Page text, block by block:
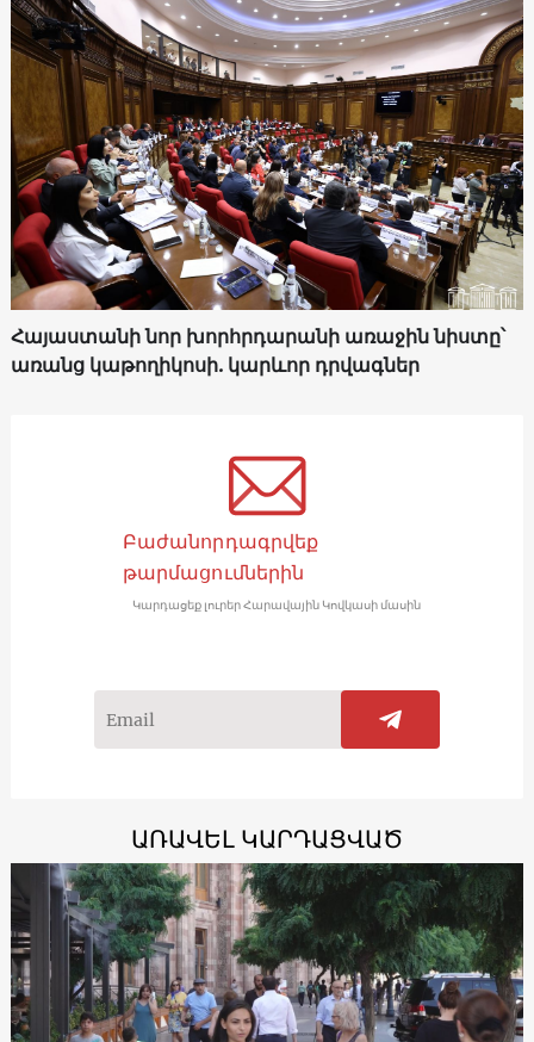
Հայաստանի նոր խորհրդարանի առաջին նիստը՝
առանց կաթողիկոսի. կարևոր դրվագներ
Բաժանորդագրվեք
թարմացումներին
Կարդացեք լուրեր Հարավային Կովկասի մասին
ԱՌԱՎԵԼ ԿԱՐԴԱՑՎԱԾ